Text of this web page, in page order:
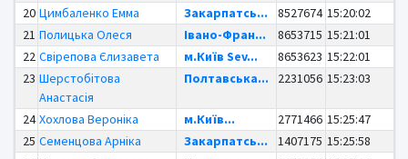
20 Цимбаленко Емма Закарпатсь... 8527674 15:20:02
21 Полицька Олеся Івано-Фран... 8653715 15:21:01
22 Свірепова Єлизавета м.Київ Sev... 8653623 15:22:01
23 Шерстобітова
Анастасія
Полтавська... 2231056 15:23:03
24 Хохлова Вероніка м.Київ... 2771466 15:25:47
25 Семенцова Арніка Закарпатсь... 1407175 15:25:58